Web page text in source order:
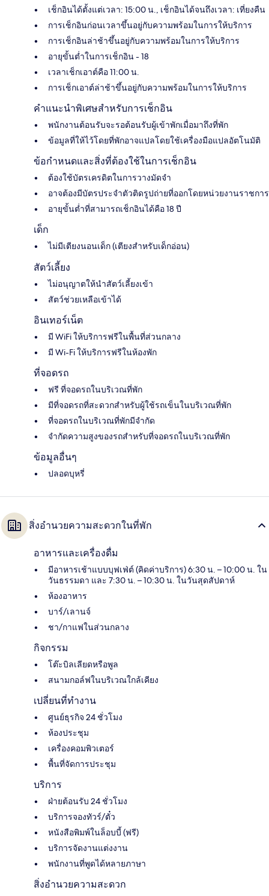
เช็กอินได้ตั้งแต่เวลา: 15:00 น., เช็กอินได้จนถึงเวลา: เที่ยงคืน
การเช็กอินก่อนเวลาขึ้นอยู่กับความพร้อมในการให้บริการ
การเช็กอินล่าช้าขึ้นอยู่กับความพร้อมในการให้บริการ
อายุขั้นต่ำในการเช็กอิน - 18
เวลาเช็กเอาต์คือ 11:00 น.
การเช็กเอาต์ล่าช้าขึ้นอยู่กับความพร้อมในการให้บริการ
คำแนะนำพิเศษสำหรับการเช็กอิน
พนักงานต้อนรับจะรอต้อนรับผู้เข้าพักเมื่อมาถึงที่พัก
ข้อมูลที่ให้ไว้โดยที่พักอาจแปลโดยใช้เครื่องมือแปลอัตโนมัติ
ข้อกำหนดและสิ่งที่ต้องใช้ในการเช็กอิน
ต้องใช้บัตรเครดิตในการวางมัดจำ
อาจต้องมีบัตรประจำตัวติดรูปถ่ายที่ออกโดยหน่วยงานราชการ
อายุขั้นต่ำที่สามารถเช็กอินได้คือ 18 ปี
เด็ก
ไม่มีเตียงนอนเด็ก (เตียงสำหรับเด็กอ่อน)
สัตว์เลี้ยง
ไม่อนุญาตให้นำสัตว์เลี้ยงเข้า
สัตว์ช่วยเหลือเข้าได้
อินเทอร์เน็ต
มี WiFi ให้บริการฟรีในพื้นที่ส่วนกลาง
มี Wi-Fi ให้บริการฟรีในห้องพัก
ที่จอดรถ
ฟรี ที่จอดรถในบริเวณที่พัก
มีที่จอดรถที่สะดวกสำหรับผู้ใช้รถเข็นในบริเวณที่พัก
ที่จอดรถในบริเวณที่พักมีจำกัด
จำกัดความสูงของรถสำหรับที่จอดรถในบริเวณที่พัก
ข้อมูลอื่นๆ
ปลอดบุหรี่
สิ่งอำนวยความสะดวกในที่พัก
อาหารและเครื่องดื่ม
มีอาหารเช้าแบบบุฟเฟ่ต์ (คิดค่าบริการ) 6:30 น. – 10:00 น. ใน
วันธรรมดา และ 7:30 น. – 10:30 น. ในวันสุดสัปดาห์
ห้องอาหาร
บาร์/เลานจ์
ชา/กาแฟในส่วนกลาง
กิจกรรม
โต๊ะบิลเลียดหรือพูล
สนามกอล์ฟในบริเวณใกล้เคียง
เปลี่ยนที่ทำงาน
ศูนย์ธุรกิจ 24 ชั่วโมง
ห้องประชุม
เครื่องคอมพิวเตอร์
พื้นที่จัดการประชุม
บริการ
ฝ่ายต้อนรับ 24 ชั่วโมง
บริการจองทัวร์/ตั๋ว
หนังสือพิมพ์ในล็อบบี้ (ฟรี)
บริการจัดงานแต่งงาน
พนักงานที่พูดได้หลายภาษา
สิ่งอำนวยความสะดวก